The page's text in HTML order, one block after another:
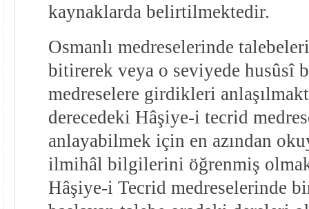
kaynaklarda belirtilmektedir.
Osmanlı medreselerinde
bitirerek veya o seviyede husûsî
medreselere girdikleri
derecedeki Hâşiye-i tecrid
anlayabilmek için en azından
ilmihâl bilgilerini öğrenmiş olmak
Hâşiye-i Tecrid medreselerinde